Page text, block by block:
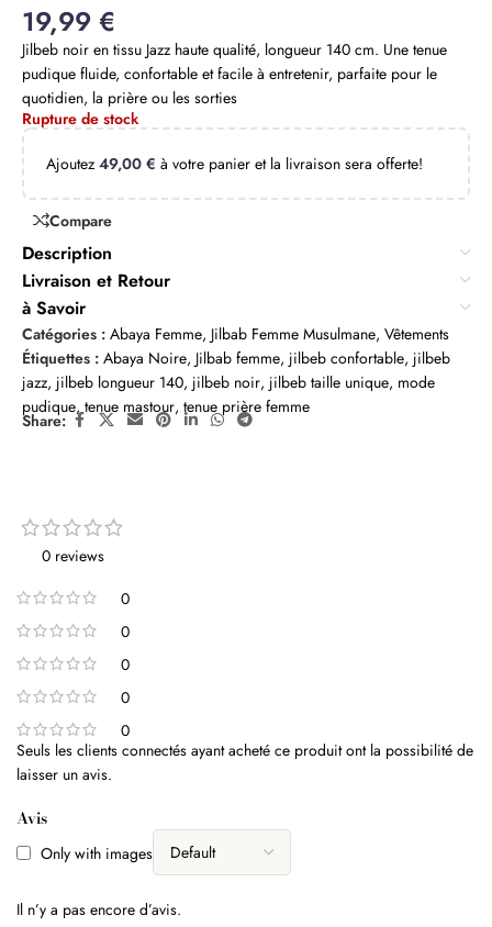
19,99 €
Jilbeb noir en tissu Jazz haute qualité, longueur 140 cm. Une tenue
pudique fluide, confortable et facile à entretenir, parfaite pour le
quotidien, la prière ou les sorties
Rupture de stock
Ajoutez 49,00 € à votre panier et la livraison sera offerte!
Compare
Description
Livraison et Retour
à Savoir
Catégories : Abaya Femme, Jilbab Femme Musulmane, Vêtements
Étiquettes : Abaya Noire, Jilbab femme, jilbeb confortable, jilbeb
jazz, jilbeb longueur 140, jilbeb noir, jilbeb taille unique, mode
pudique, tenue mastour, tenue prière femme
Share:
0 reviews
0
0
0
0
0
Avis
Only with images
Il n’y a pas encore d’avis.
Seuls les clients connectés ayant acheté ce produit ont la possibilité de
laisser un avis.